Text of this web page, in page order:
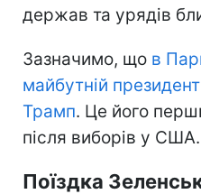
держав та урядів
Зазначимо, що в
майбутній
Трамп. Це його
після виборів у США.
Поїздка